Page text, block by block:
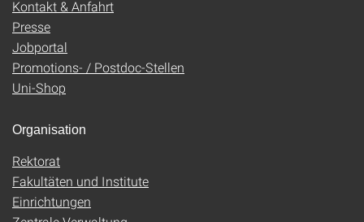
Kontakt & Anfahrt
Presse
Jobportal
Promotions- / Postdoc-Stellen
Uni-Shop
Organisation
Rektorat
Fakultäten und Institute
Einrichtungen